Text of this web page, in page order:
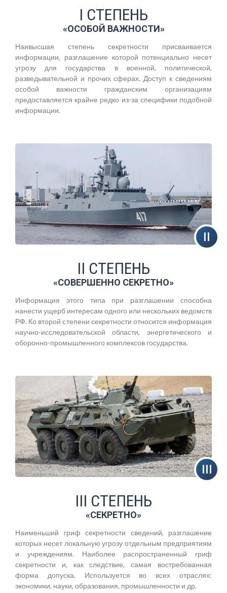
I СТЕПЕНЬ
«ОСОБОЙ ВАЖНОСТИ»
Наивысшая степень секретности присваивается
информации, разглашение которой потенциально несет
угрозу для государства в военной, политической,
разведывательной и прочих сферах. Доступ к сведениям
особой важности гражданским организациям
предоставляется крайне редко из-за специфики подобной
информации.
II СТЕПЕНЬ
«СОВЕРШЕННО СЕКРЕТНО»
Информация этого типа при разглашении способна
нанести ущерб интересам одного или нескольких ведомств
РФ. Ко второй степени секретности относится информация
научно-исследовательской области, энергетического и
оборонно-промышленного комплексов государства.
III СТЕПЕНЬ
«СЕКРЕТНО»
Наименьший гриф секретности сведений, разглашение
которых несет локальную угрозу отдельным предприятиям
и учреждениям. Наиболее распространенный гриф
секретности и, как следствие, самая востребованная
форма допуска. Используется во всех отраслях:
экономики, науки, образования, промышленности и др.